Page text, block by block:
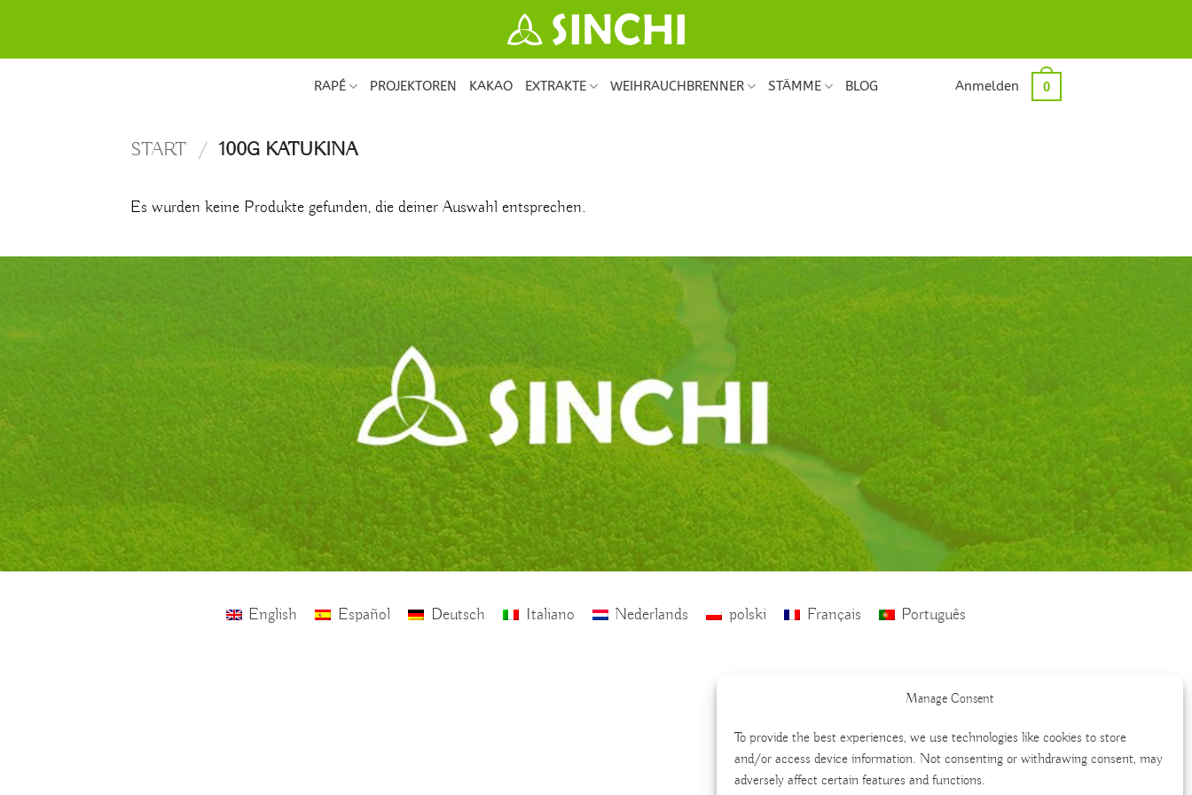
Manage Consent
To provide the best experiences, we use technologies like cookies to store
and/or access device information. Not consenting or withdrawing consent, may
adversely affect certain features and functions.
springen
RAPÉ PROJEKTOREN KAKAO EXTRAKTE WEIHRAUCHBRENNER STÄMME BLOG Anmelden 0
START / 100G KATUKINA
Es wurden keine Produkte gefunden, die deiner Auswahl entsprechen.
English Español Deutsch Italiano Nederlands polski Français Português